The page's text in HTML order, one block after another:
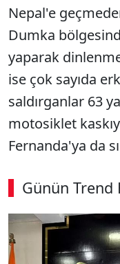
Nepal'e
Dumka
yaparak
ise çok sayıda
saldırganlar 63
motosiklet
Fernanda'ya da
Günün Trend
00:03 / 09:15